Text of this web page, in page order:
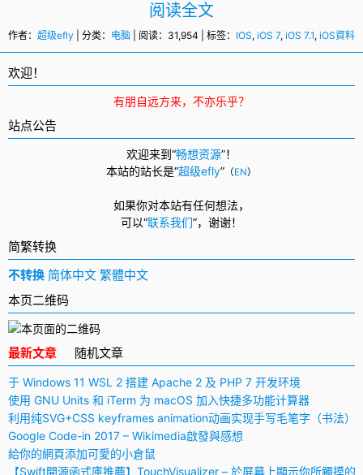
阅读全文
作者： 超级efly | 分类： 电脑 | 阅读：31,954 | 标签： IOS, iOS 7, iOS 7.1, iOS資料
欢迎！
有朋自远方来，不亦乐乎？
站点公告
欢迎来到“畅想资源”！
本站的站长是“超级efly” （EN）
如果你对本站有任何想法，
可以“联系我们”， 谢谢！
简繁转换
不转换 简体中文 繁體中文
本页二维码
最新文章 随机文章
于 Windows 11 WSL 2 搭建 Apache 2 及 PHP 7 开发环境
使用 GNU Units 和 iTerm 为 macOS 加入快捷多功能计算器
利用纯SVG+CSS keyframes animation动画实现手写毛笔字（书法）
Google Code-in 2017 – Wikimedia啟發與感想
給你的網頁添加可愛的小倉鼠
【Swift開源函式庫推薦】TouchVisualizer – 於屏幕上顯示你所觸摸的